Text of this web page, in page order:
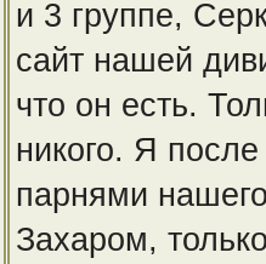
и 3 группе,
сайт нашей
что он есть.
никого. Я
парнями
Захаром,